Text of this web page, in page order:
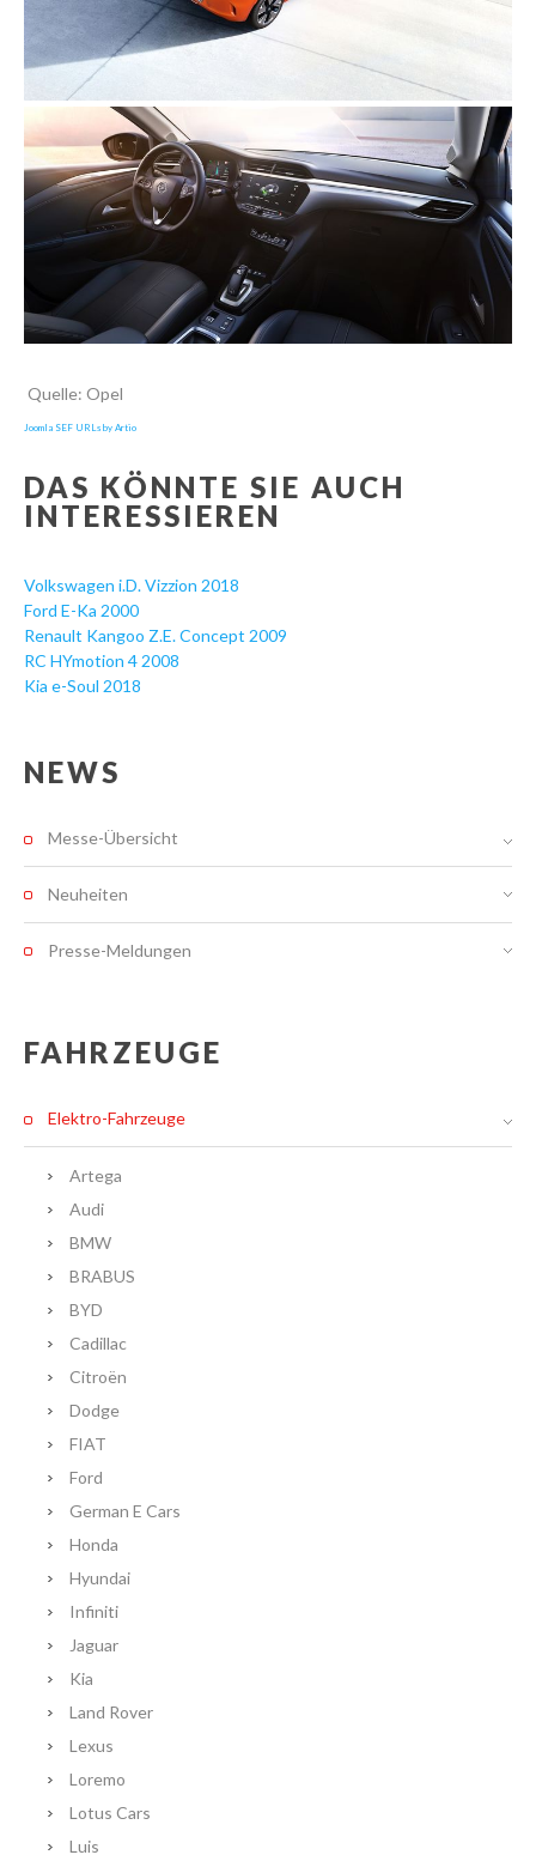
Quelle: Opel
Joomla SEF URLs by Artio
DAS KÖNNTE SIE AUCH
INTERESSIEREN
Volkswagen i.D. Vizzion 2018
Ford E-Ka 2000
Renault Kangoo Z.E. Concept 2009
RC HYmotion 4 2008
Kia e-Soul 2018
NEWS
Messe-Übersicht
Neuheiten
Presse-Meldungen
FAHRZEUGE
Elektro-Fahrzeuge
Artega
Audi
BMW
BRABUS
BYD
Cadillac
Citroën
Dodge
FIAT
Ford
German E Cars
Honda
Hyundai
Infiniti
Jaguar
Kia
Land Rover
Lexus
Loremo
Lotus Cars
Luis